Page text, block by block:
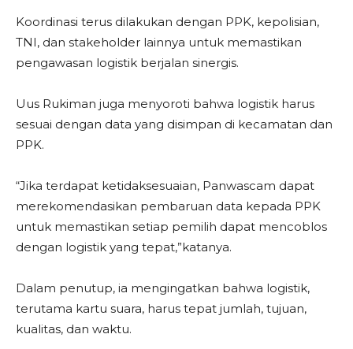
Koordinasi terus dilakukan dengan PPK, kepolisian,
TNI, dan stakeholder lainnya untuk memastikan
pengawasan logistik berjalan sinergis.
Uus Rukiman juga menyoroti bahwa logistik harus
sesuai dengan data yang disimpan di kecamatan dan
PPK.
“Jika terdapat ketidaksesuaian, Panwascam dapat
merekomendasikan pembaruan data kepada PPK
untuk memastikan setiap pemilih dapat mencoblos
dengan logistik yang tepat,”katanya.
Dalam penutup, ia mengingatkan bahwa logistik,
terutama kartu suara, harus tepat jumlah, tujuan,
kualitas, dan waktu.